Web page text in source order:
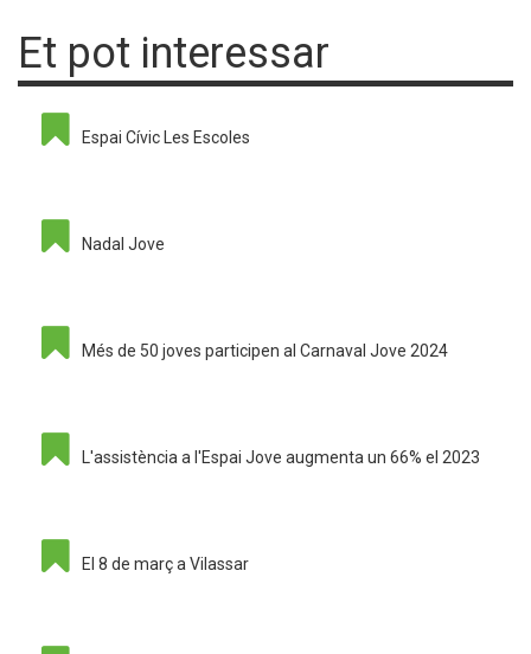
Et pot interessar
Espai Cívic Les Escoles
Nadal Jove
Més de 50 joves participen al Carnaval Jove 2024
L'assistència a l'Espai Jove augmenta un 66% el 2023
El 8 de març a Vilassar